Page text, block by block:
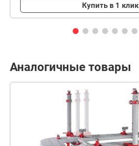
Купить в 1 клик
Аналогичные товары